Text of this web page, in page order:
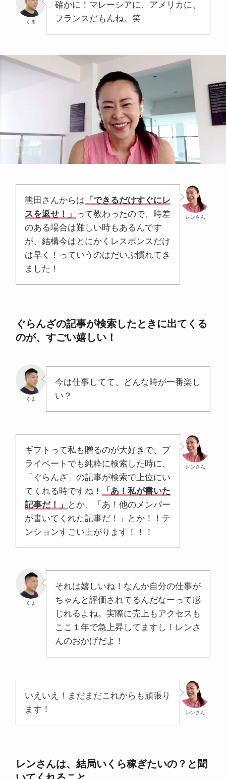
くま
確かに！マレーシアに、アメリカに、
フランスだもんね。笑
レンさん
熊田さんからは 「できるだけすぐにレ
スを返せ！」 って教わったので、時差
のある場合は難しい時もあるんです
が、結構今はとにかくレスポンスだけ
は早く！っていうのはだいぶ慣れてき
ました！
ぐらんざの記事が検索したときに出てくる
のが、すごい嬉しい！
くま
今は仕事してて、どんな時が一番楽し
い？
レンさん
ギフトって私も贈るのが大好きで、プ
ライベートでも純粋に検索した時に、
「ぐらんざ」の記事が検索で上位にい
てくれる時ですね！
「あ！私が書いた
記事だ！」
とか、「あ！他のメンバー
が書いてくれた記事だ！」とか！！テ
ンションすごい上がります！！！
くま
それは嬉しいね！なんか自分の仕事が
ちゃんと評価されてるんだなーって感
じれるよね。実際に売上もアクセスも
ここ１年で急上昇してますし！レンさ
んのおかげだよ！
レンさん
いえいえ！まだまだこれからも頑張り
ます！
レンさんは、結局いくら稼ぎたいの？と聞